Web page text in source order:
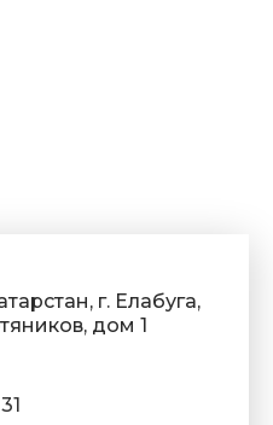
г. Елабуга,
дом 1